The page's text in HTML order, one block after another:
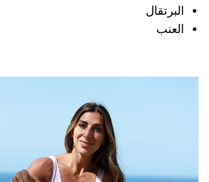
البرتقال
العنب